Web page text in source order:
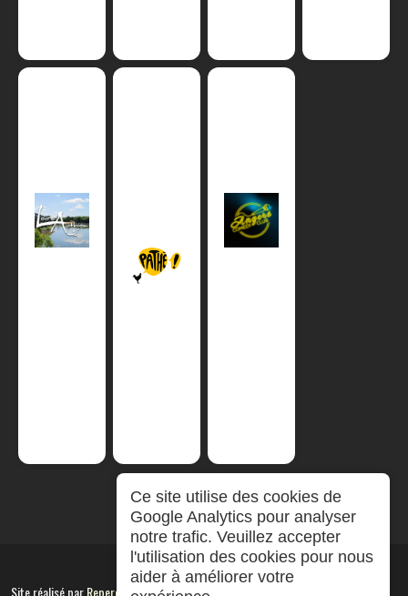
Site réalisé parRepereCom
Ce site utilise des cookies de
Google Analytics pour analyser
notre trafic. Veuillez accepter
l'utilisation des cookies pour nous
aider à améliorer votre